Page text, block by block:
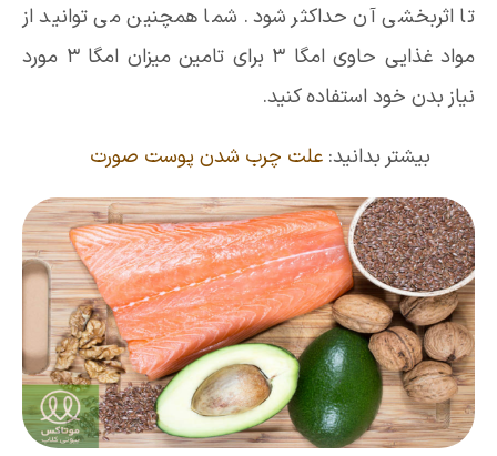
تا اثربخشی آن حداکثر شود. شما همچنین می توانید از
مواد غذایی حاوی امگا 3 برای تامین میزان امگا 3 مورد
نیاز بدن خود استفاده کنید.
بیشتر بدانید: علت چرب شدن پوست صورت